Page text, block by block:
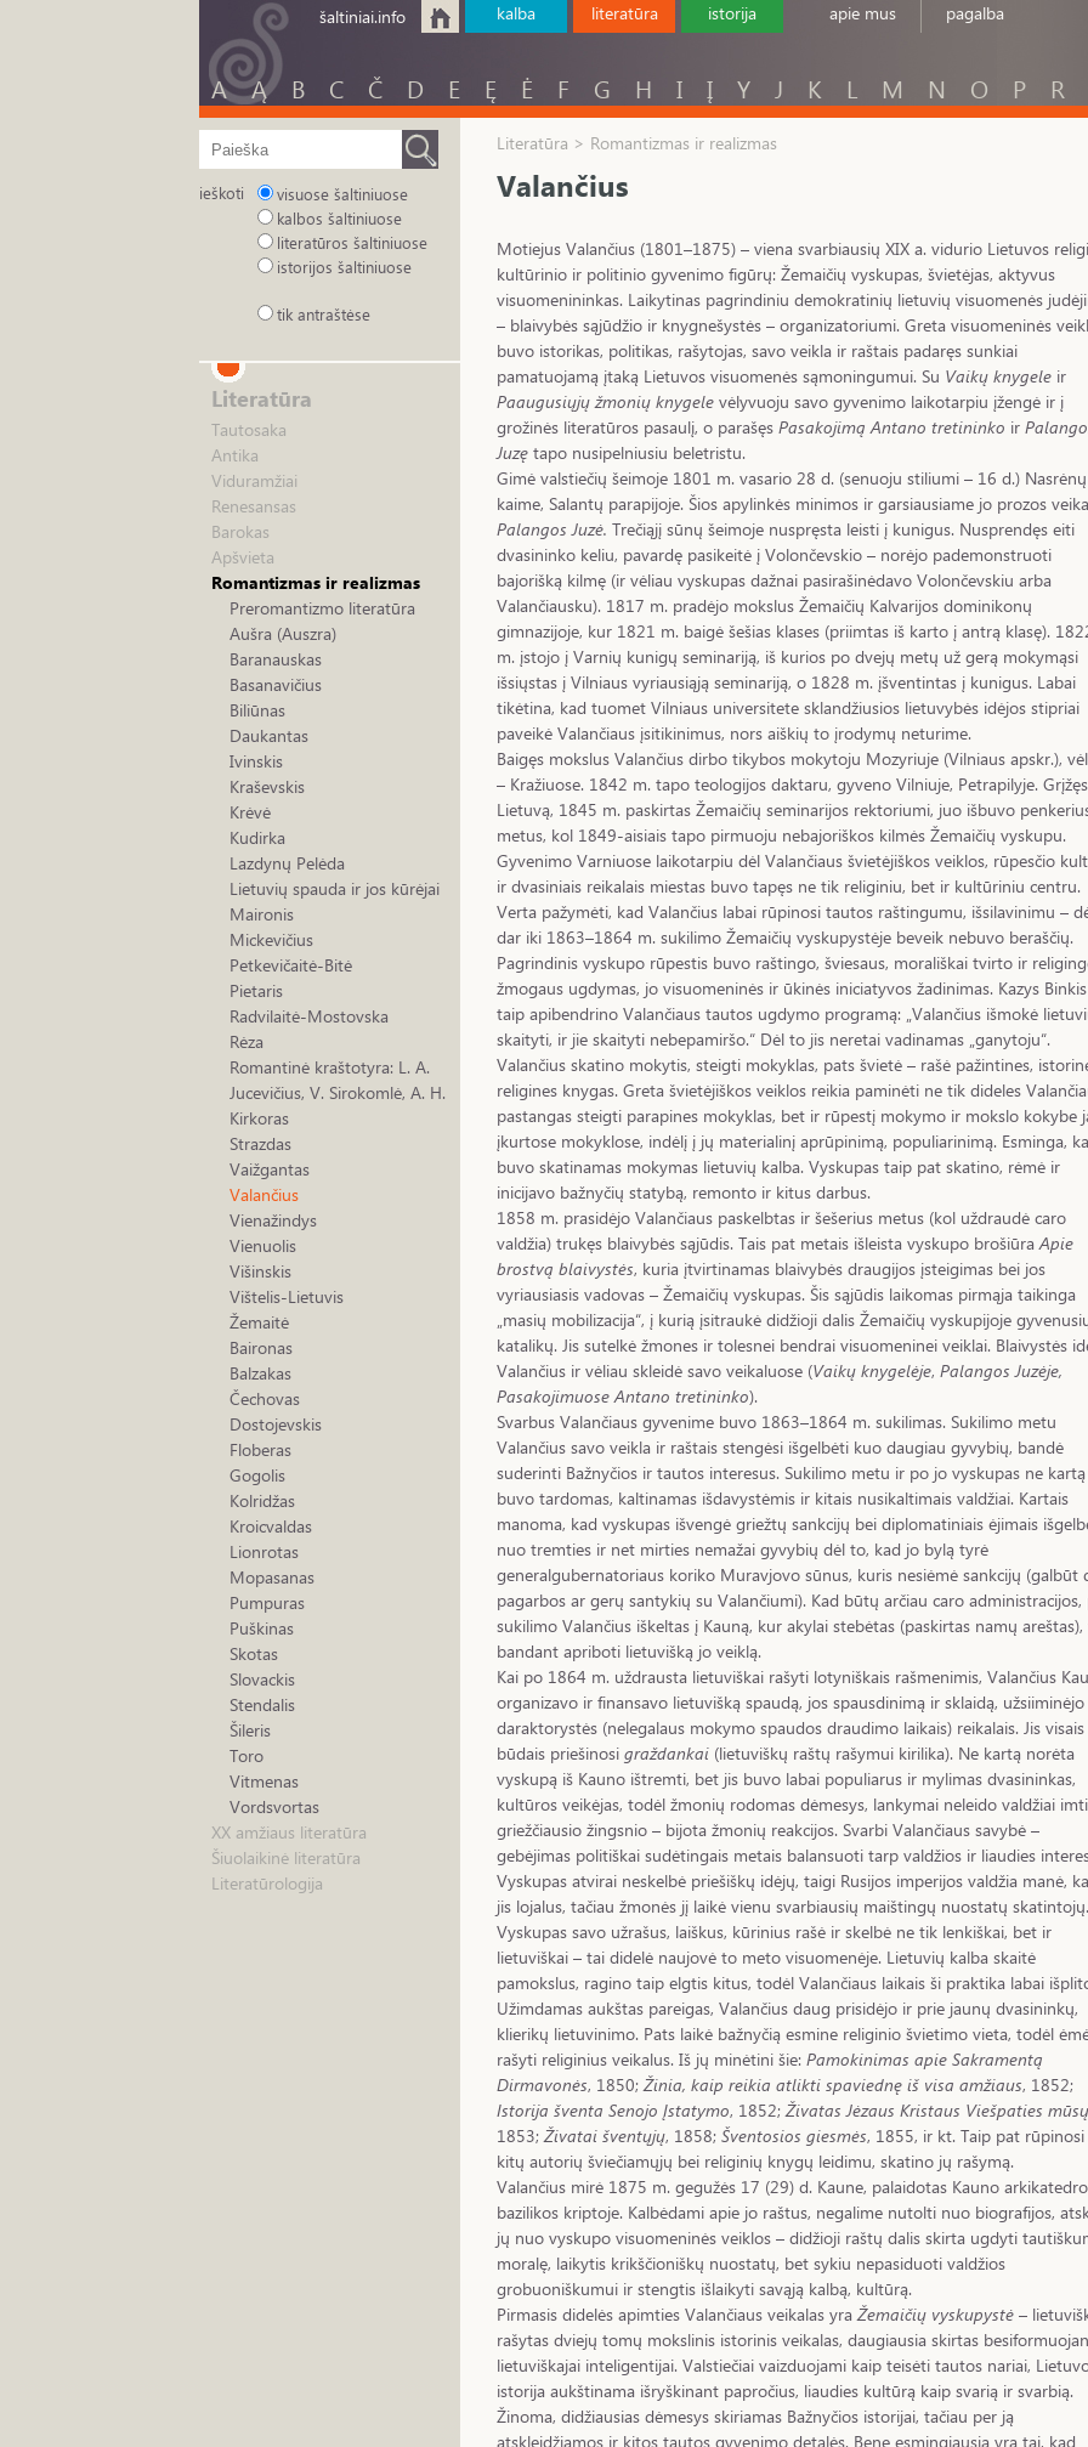
šaltiniai.info kalba literatūra istorija apie mus pagalba
A Ą B C Č D E Ę Ė F G H I Į Y J K L M N O P R
ieškoti
visuose šaltiniuose
kalbos šaltiniuose
literatūros šaltiniuose
istorijos šaltiniuose
tik antraštėse
Literatūra
Tautosaka
Antika
Viduramžiai
Renesansas
Barokas
Apšvieta
Romantizmas ir realizmas
Preromantizmo literatūra
Aušra (Auszra)
Baranauskas
Basanavičius
Biliūnas
Daukantas
Ivinskis
Kraševskis
Krėvė
Kudirka
Lazdynų Pelėda
Lietuvių spauda ir jos kūrėjai
Maironis
Mickevičius
Petkevičaitė-Bitė
Pietaris
Radvilaitė-Mostovska
Rėza
Romantinė kraštotyra: L. A.
Jucevičius, V. Sirokomlė, A. H.
Kirkoras
Strazdas
Vaižgantas
Valančius
Vienažindys
Vienuolis
Višinskis
Vištelis-Lietuvis
Žemaitė
Baironas
Balzakas
Čechovas
Dostojevskis
Floberas
Gogolis
Kolridžas
Kroicvaldas
Lionrotas
Mopasanas
Pumpuras
Puškinas
Skotas
Slovackis
Stendalis
Šileris
Toro
Vitmenas
Vordsvortas
XX amžiaus literatūra
Šiuolaikinė literatūra
Literatūrologija
Literatūra > Romantizmas ir realizmas
Valančius
Motiejus Valančius (1801–1875) – viena svarbiausių XIX a. vidurio Lietuvos
kultūrinio ir politinio gyvenimo figūrų: Žemaičių vyskupas, švietėjas, aktyvus
visuomenininkas. Laikytinas pagrindiniu demokratinių lietuvių visuomenės
– blaivybės sąjūdžio ir knygnešystės – organizatoriumi. Greta visuomeninės
buvo istorikas, politikas, rašytojas, savo veikla ir raštais padaręs sunkiai
pamatuojamą įtaką Lietuvos visuomenės sąmoningumui. Su Vaikų knygele ir
Paaugusiųjų žmonių knygele vėlyvuoju savo gyvenimo laikotarpiu įžengė ir į
grožinės literatūros pasaulį, o parašęs Pasakojimą Antano tretininko ir
Juzę tapo nusipelniusiu beletristu.
Gimė valstiečių šeimoje 1801 m. vasario 28 d. (senuoju stiliumi – 16 d.) Nasrėnų
kaime, Salantų parapijoje. Šios apylinkės minimos ir garsiausiame jo prozos
Palangos Juzė. Trečiąjį sūnų šeimoje nuspręsta leisti į kunigus. Nusprendęs eiti
dvasininko keliu, pavardę pasikeitė į Volončevskio – norėjo pademonstruoti
bajorišką kilmę (ir vėliau vyskupas dažnai pasirašinėdavo Volončevskiu arba
Valančiausku). 1817 m. pradėjo mokslus Žemaičių Kalvarijos dominikonų
gimnazijoje, kur 1821 m. baigė šešias klases (priimtas iš karto į antrą klasę).
m. įstojo į Varnių kunigų seminariją, iš kurios po dvejų metų už gerą mokymąsi
išsiųstas į Vilniaus vyriausiąją seminariją, o 1828 m. įšventintas į kunigus. Labai
tikėtina, kad tuomet Vilniaus universitete sklandžiusios lietuvybės idėjos stipriai
paveikė Valančiaus įsitikinimus, nors aiškių to įrodymų neturime.
Baigęs mokslus Valančius dirbo tikybos mokytoju Mozyriuje (Vilniaus apskr.),
– Kražiuose. 1842 m. tapo teologijos daktaru, gyveno Vilniuje, Petrapilyje.
Lietuvą, 1845 m. paskirtas Žemaičių seminarijos rektoriumi, juo išbuvo
metus, kol 1849-aisiais tapo pirmuoju nebajoriškos kilmės Žemaičių vyskupu.
Gyvenimo Varniuose laikotarpiu dėl Valančiaus švietėjiškos veiklos, rūpesčio
ir dvasiniais reikalais miestas buvo tapęs ne tik religiniu, bet ir kultūriniu centru.
Verta pažymėti, kad Valančius labai rūpinosi tautos raštingumu, išsilavinimu –
dar iki 1863–1864 m. sukilimo Žemaičių vyskupystėje beveik nebuvo beraščių.
Pagrindinis vyskupo rūpestis buvo raštingo, šviesaus, morališkai tvirto ir
žmogaus ugdymas, jo visuomeninės ir ūkinės iniciatyvos žadinimas. Kazys Binkis
taip apibendrino Valančiaus tautos ugdymo programą: „Valančius išmokė
skaityti, ir jie skaityti nebepamiršo.“ Dėl to jis neretai vadinamas „ganytoju“.
Valančius skatino mokytis, steigti mokyklas, pats švietė – rašė pažintines,
religines knygas. Greta švietėjiškos veiklos reikia paminėti ne tik dideles
pastangas steigti parapines mokyklas, bet ir rūpestį mokymo ir mokslo kokybe
įkurtose mokyklose, indėlį į jų materialinį aprūpinimą, populiarinimą. Esminga,
buvo skatinamas mokymas lietuvių kalba. Vyskupas taip pat skatino, rėmė ir
inicijavo bažnyčių statybą, remonto ir kitus darbus.
1858 m. prasidėjo Valančiaus paskelbtas ir šešerius metus (kol uždraudė caro
valdžia) trukęs blaivybės sąjūdis. Tais pat metais išleista vyskupo brošiūraApie
brostvą blaivystės, kuria įtvirtinamas blaivybės draugijos įsteigimas bei jos
vyriausiasis vadovas – Žemaičių vyskupas. Šis sąjūdis laikomas pirmąja taikinga
„masių mobilizacija“, į kurią įsitraukė didžioji dalis Žemaičių vyskupijoje
katalikų. Jis sutelkė žmones ir tolesnei bendrai visuomeninei veiklai. Blaivystės
Valančius ir vėliau skleidė savo veikaluose (Vaikų knygelėje, Palangos Juzėje,
Pasakojimuose Antano tretininko).
Svarbus Valančiaus gyvenime buvo 1863–1864 m. sukilimas. Sukilimo metu
Valančius savo veikla ir raštais stengėsi išgelbėti kuo daugiau gyvybių, bandė
suderinti Bažnyčios ir tautos interesus. Sukilimo metu ir po jo vyskupas ne kartą
buvo tardomas, kaltinamas išdavystėmis ir kitais nusikaltimais valdžiai. Kartais
manoma, kad vyskupas išvengė griežtų sankcijų bei diplomatiniais ėjimais
nuo tremties ir net mirties nemažai gyvybių dėl to, kad jo bylą tyrė
generalgubernatoriaus koriko Muravjovo sūnus, kuris nesiėmė sankcijų (galbūt
pagarbos ar gerų santykių su Valančiumi). Kad būtų arčiau caro administracijos,
sukilimo Valančius iškeltas į Kauną, kur akylai stebėtas (paskirtas namų
bandant apriboti lietuvišką jo veiklą.
Kai po 1864 m. uždrausta lietuviškai rašyti lotyniškais rašmenimis, Valančius
organizavo ir finansavo lietuvišką spaudą, jos spausdinimą ir sklaidą, užsiiminėjo
daraktorystės (nelegalaus mokymo spaudos draudimo laikais) reikalais. Jis visais
būdais priešinosi graždankai (lietuviškų raštų rašymui kirilika). Ne kartą norėta
vyskupą iš Kauno ištremti, bet jis buvo labai populiarus ir mylimas dvasininkas,
kultūros veikėjas, todėl žmonių rodomas dėmesys, lankymai neleido valdžiai
griežčiausio žingsnio – bijota žmonių reakcijos. Svarbi Valančiaus savybė –
gebėjimas politiškai sudėtingais metais balansuoti tarp valdžios ir liaudies
Vyskupas atvirai neskelbė priešiškų idėjų, taigi Rusijos imperijos valdžia manė,
jis lojalus, tačiau žmonės jį laikė vienu svarbiausių maištingų nuostatų skatintojų.
Vyskupas savo užrašus, laiškus, kūrinius rašė ir skelbė ne tik lenkiškai, bet ir
lietuviškai – tai didelė naujovė to meto visuomenėje. Lietuvių kalba skaitė
pamokslus, ragino taip elgtis kitus, todėl Valančiaus laikais ši praktika labai
Užimdamas aukštas pareigas, Valančius daug prisidėjo ir prie jaunų dvasininkų,
klierikų lietuvinimo. Pats laikė bažnyčią esmine religinio švietimo vieta, todėl
rašyti religinius veikalus. Iš jų minėtini šie: Pamokinimas apie Sakramentą
Dirmavonės, 1850;Žinia, kaip reikia atlikti spaviednę iš visa amžiaus, 1852;
Istorija šventa Senojo Įstatymo, 1852;Živatas Jėzaus Kristaus Viešpaties mūsų
1853;Živatai šventųjų, 1858; Šventosios giesmės, 1855, ir kt. Taip pat
kitų autorių šviečiamųjų bei religinių knygų leidimu, skatino jų rašymą.
Valančius mirė 1875 m. gegužės 17 (29) d. Kaune, palaidotas Kauno
bazilikos kriptoje. Kalbėdami apie jo raštus, negalime nutolti nuo biografijos,
jų nuo vyskupo visuomeninės veiklos – didžioji raštų dalis skirta ugdyti
moralę, laikytis krikščioniškų nuostatų, bet sykiu nepasiduoti valdžios
grobuoniškumui ir stengtis išlaikyti savąją kalbą, kultūrą.
Pirmasis didelės apimties Valančiaus veikalas yraŽemaičių vyskupystė –
rašytas dviejų tomų mokslinis istorinis veikalas, daugiausia skirtas
lietuviškajai inteligentijai. Valstiečiai vaizduojami kaip teisėti tautos nariai,
istorija aukštinama išryškinant papročius, liaudies kultūrą kaip svarią ir svarbią.
Žinoma, didžiausias dėmesys skiriamas Bažnyčios istorijai, tačiau per ją
atskleidžiamos ir kitos tautos gyvenimo detalės. Bene esmingiausia yra tai, kad